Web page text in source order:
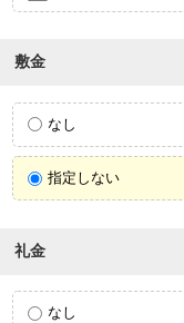
敷金
なし
指定しない
礼金
なし